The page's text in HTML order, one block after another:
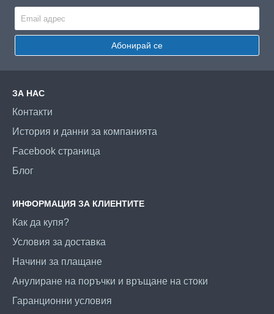
Абонирай се
ЗА НАС
Контакти
История и данни за компанията
Facebook страница
Блог
ИНФОРМАЦИЯ ЗА КЛИЕНТИТЕ
Как да купя?
Условия за доставка
Начини за плащане
Анулиране на поръчки и връщане на стоки
Гаранционни условия